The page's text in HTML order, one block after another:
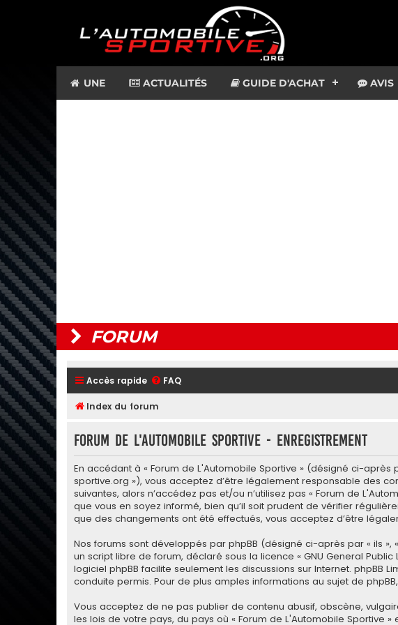
UNE ACTUALITÉS GUIDE D'ACHAT AVIS
FORUM
Accès rapide FAQ
Index du forum
Forum de L'Automobile Sportive - Enregistrement
En accédant à « Forum de L'Automobile Sportive » (désigné ci-après
sportive.org »), vous acceptez d’être légalement responsable des
suivantes, alors n’accédez pas et/ou n’utilisez pas « Forum de
que vous en soyez informé, bien qu’il soit prudent de vérifier
que des changements ont été effectués, vous acceptez d’être
Nos forums sont développés par phpBB (désigné ci-après par « ils », «
un script libre de forum, déclaré sous la licence « GNU General Public
logiciel phpBB facilite seulement les discussions sur Internet. phpBB
conduite permis. Pour de plus amples informations au sujet de
Vous acceptez de ne pas publier de contenu abusif, obscène,
les lois de votre pays, du pays où « Forum de L'Automobile Sportive